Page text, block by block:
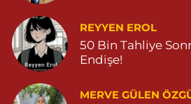
REYYEN EROL
50 Bin Tahliye
Endişe!
MERVE GÜLEN